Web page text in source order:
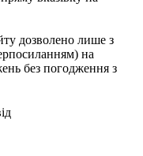
дозволено лише з
на
без погодження з